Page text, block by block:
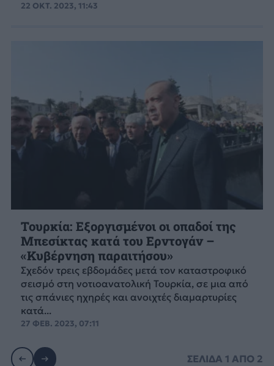
22 ΟΚΤ. 2023, 11:43
Τουρκία: Εξοργισμένοι οι οπαδοί της
Μπεσίκτας κατά του Ερντογάν –
«Κυβέρνηση παραιτήσου»
Σχεδόν τρεις εβδομάδες μετά τον καταστροφικό
σεισμό στη νοτιοανατολική Τουρκία, σε μια από
τις σπάνιες ηχηρές και ανοιχτές διαμαρτυρίες
κατά...
27 ΦΕΒ. 2023, 07:11
ΣΕΛΙΔΑ1 ΑΠΟ 2